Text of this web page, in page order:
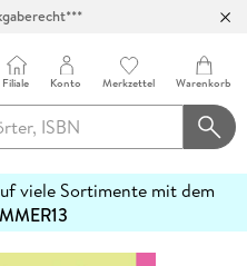
Filiale Konto Merkzettel Warenkorb
viele Sortimente mit dem